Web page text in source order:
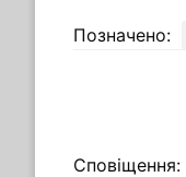
Позначено:
Сповіщення: